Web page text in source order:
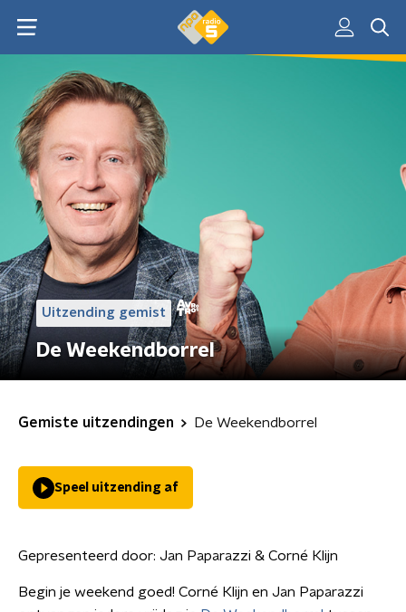
Uitzending gemist
De Weekendborrel
Gemiste uitzendingen De Weekendborrel
Speel uitzending af
Gepresenteerd door: Jan Paparazzi & Corné Klijn
Begin je weekend goed! Corné Klijn en Jan Paparazzi